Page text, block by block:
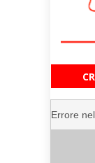
al
Errore